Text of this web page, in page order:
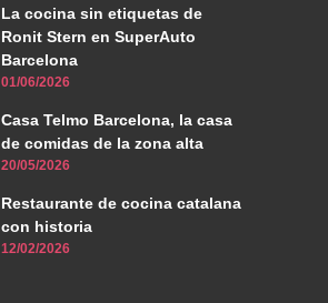
La cocina sin etiquetas de
Ronit Stern en SuperAuto
Barcelona
01/06/2026
Casa Telmo Barcelona, la casa
de comidas de la zona alta
20/05/2026
Restaurante de cocina catalana
con historia
12/02/2026